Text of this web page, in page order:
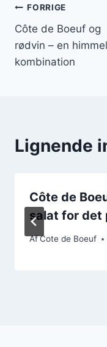
FORRIGE
Côte de Boeuf og
rødvin – en
kombination
Lignende
Côte de
salat for det
AfCote de Boeuf